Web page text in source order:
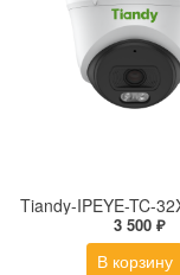
3 500 ₽
В корзину